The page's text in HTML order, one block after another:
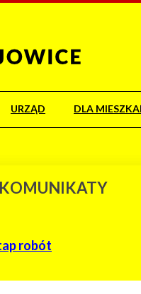
URZĄD DLA
robót